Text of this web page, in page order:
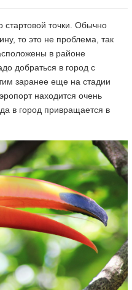
стартовой точки. Обычно
то это не проблема, так
в районе
добраться в город с
заранее еще на стадии
находится очень
в город привращается в